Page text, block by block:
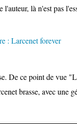
l'auteur, là n'est pas
De ce point de vue
brasse, avec une